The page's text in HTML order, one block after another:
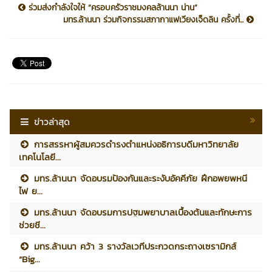
ร่วมส่งกำลังใจให้ “ครอบครัวราชมงคลล้านนา น่าน”
มทร.ล้านนา ร่วมกิจกรรมสภากาแฟเวียงเจ็ดลิน ครั้งที่...
ข่าวล่าสุด
การสรรหาผู้สมควรดำรงตำแหน่งอธิการบดีมหาวิทยาลัย
เทคโนโลยี...
มทร.ล้านนา จัดอบรมป้องกันและระงับอัคคีภัย ฝึกอพยพหนี
ไฟ ย...
มทร.ล้านนา จัดอบรมการปฐมพยาบาลเบื้องต้นและทักษะการ
ช่วยชี...
มทร.ล้านนา คว้า 3 รางวัลเวทีประกวดกระถางเซรามิกส์
“Big...